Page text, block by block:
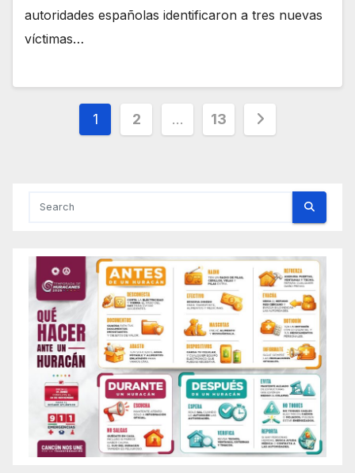
autoridades españolas identificaron a tres nuevas
víctimas…
Posts
1 2 … 13